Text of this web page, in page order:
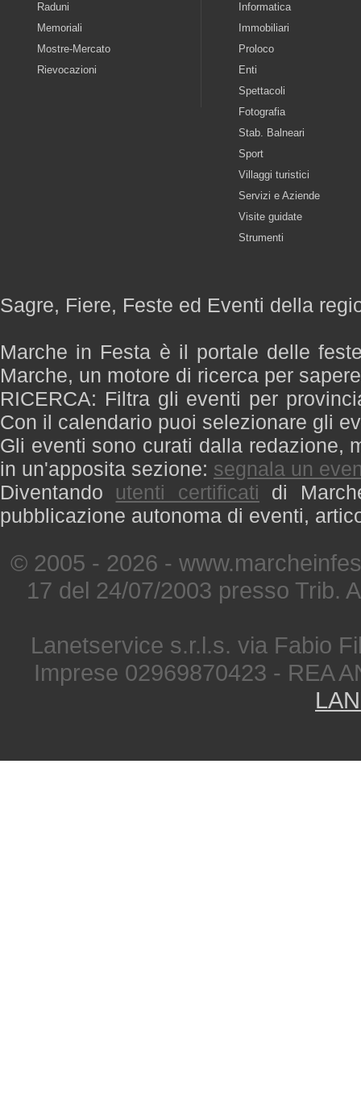
Raduni
Memoriali
Mostre-Mercato
Rievocazioni
Informatica
Immobiliari
Proloco
Enti
Spettacoli
Fotografia
Stab. Balneari
Sport
Villaggi turistici
Servizi e Aziende
Visite guidate
Strumenti
Sagre, Fiere, Feste ed Eventi della
Marche in Festa è il portale delle
Marche, un motore di ricerca per
RICERCA: Filtra gli eventi per
Con il calendario puoi selezionare gli
Gli eventi sono curati dalla redazione,
in un'apposita sezione: segnala un
Diventando utenti certificati di
pubblicazione autonoma di eventi,
© 2005 - 2026 -
17 del 24/07/2003 presso Trib.
Lanetservice s.r.l.s. via Fabio
Imprese 02969870423 - REA